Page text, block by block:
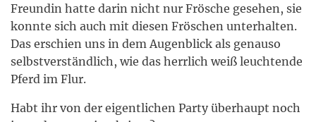
Freundin hatte darin nicht nur Frösche gesehen, sie
konnte sich auch mit diesen Fröschen unterhalten.
Das erschien uns in dem Augenblick als genauso
selbstverständlich, wie das herrlich weiß leuchtende
Pferd im Flur.
Habt ihr von der eigentlichen Party überhaupt noch